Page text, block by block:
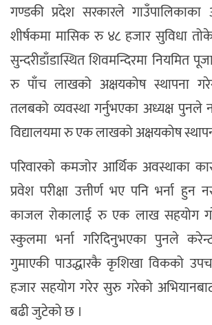
गण्डकी प्रदेश सरकारले गाउँपालिकाका
शीर्षकमा मासिक रु ४८ हजार सुविधा
सुन्दरीडाँडास्थित शिवमन्दिरमा नियमित
रु पाँच लाखको अक्षयकोष स्थापना
तलबको व्यवस्था गर्नुभएका अध्यक्ष पुनले
विद्यालयमा रु एक लाखको अक्षयकोष
परिवारको कमजोर आर्थिक अवस्थाका
प्रवेश परीक्षा उत्तीर्ण भए पनि भर्ना हुन
काजल रोकालाई रु एक लाख सहयोग
स्कुलमा भर्ना गरिदिनुभएका पुनले
गुमाएकी पाउद्धारकै कृशिखा विकको
हजार सहयोग गरेर सुरु गरेको
बढी जुटेको छ ।